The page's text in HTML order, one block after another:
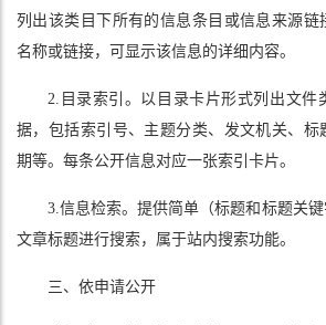
列出该类目下所有的信息条目或信息来源链
名称或链接，可显示该信息的详细内容。
2.目录索引。以目录卡片形式列出文件
据，包括索引号、主题分类、发文机关、标
期等。每条公开信息对应一张索引卡片。
3.信息检索。提供简单（标题和标题关
文章标题进行搜索，属于站内搜索功能。
三、依申请公开